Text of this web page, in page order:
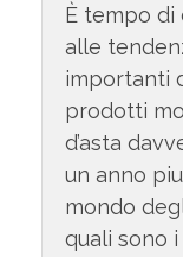
È tempo di
alle
importanti
prodotti
d’asta
un anno
mondo
quali sono